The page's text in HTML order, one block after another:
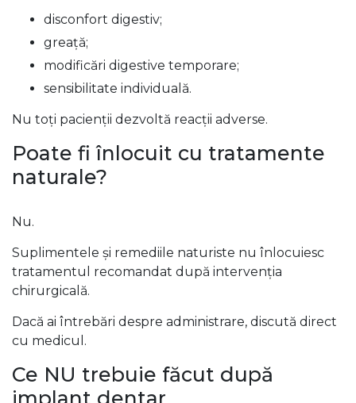
disconfort digestiv;
greață;
modificări digestive temporare;
sensibilitate individuală.
Nu toți pacienții dezvoltă reacții adverse.
Poate fi înlocuit cu tratamente
naturale?
Nu.
Suplimentele și remediile naturiste nu înlocuiesc
tratamentul recomandat după intervenția
chirurgicală.
Dacă ai întrebări despre administrare, discută direct
cu medicul.
Ce NU trebuie făcut după
implant dentar